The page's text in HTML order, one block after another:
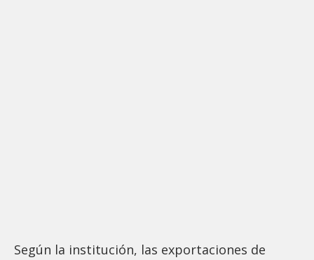
Según la institución, las exportaciones de